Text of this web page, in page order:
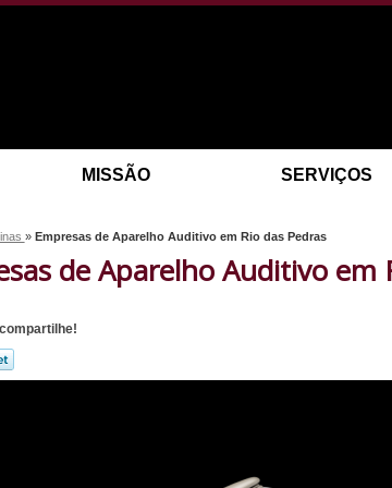
MISSÃO SERVIÇOS
» Empresas de Aparelho Auditivo em Rio das Pedras
de Aparelho Auditivo em